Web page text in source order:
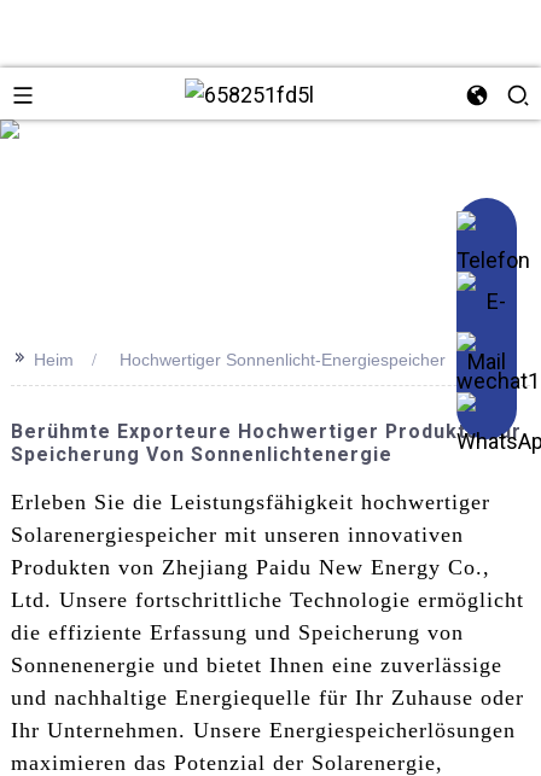
>> Heim Hochwertiger Sonnenlicht-Energiespeicher
Berühmte Exporteure Hochwertiger Produkte Zur
Speicherung Von Sonnenlichtenergie
Erleben Sie die Leistungsfähigkeit hochwertiger
Solarenergiespeicher mit unseren innovativen
Produkten von Zhejiang Paidu New Energy Co.,
Ltd. Unsere fortschrittliche Technologie ermöglicht
die effiziente Erfassung und Speicherung von
Sonnenenergie und bietet Ihnen eine zuverlässige
und nachhaltige Energiequelle für Ihr Zuhause oder
Ihr Unternehmen. Unsere Energiespeicherlösungen
maximieren das Potenzial der Solarenergie,